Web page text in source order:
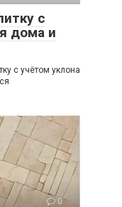
с
дома и
с учётом уклона
0